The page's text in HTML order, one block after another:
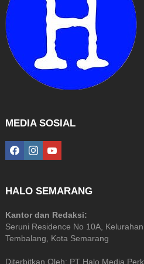
MEDIA SOSIAL
facebookinstagramyoutube
HALO SEMARANG
Kantor dan Redaksi:
Seruni Residence No 10A,
Tembalang, Kota Semarang
Diterbitkan Oleh: PT Halo Media